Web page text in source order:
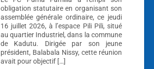
obligation statutaire en organisant son
assemblée générale ordinaire, ce jeudi
16 juillet 2026, à l’espace Pili Pili, situé
au quartier Industriel, dans la commune
de Kadutu. Dirigée par son jeune
président, Balabala Nissy, cette réunion
avait pour objectif […]